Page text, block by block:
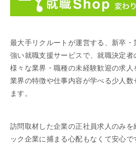
最大手リクルートが運営する、新卒・
強い就職支援サービスで、就職決定者
様々な業界・職種の未経験歓迎の求人
業界の特徴や仕事内容が学べる少人数
ます。
訪問取材した企業の正社員求人のみを
ック企業に捕まる心配もなくて安心で